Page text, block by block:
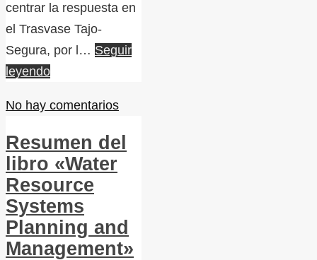
centrar la respuesta en
el Trasvase Tajo-
Segura, por l… Seguir
leyendo
No hay comentarios
Resumen del
libro «Water
Resource
Systems
Planning and
Management»